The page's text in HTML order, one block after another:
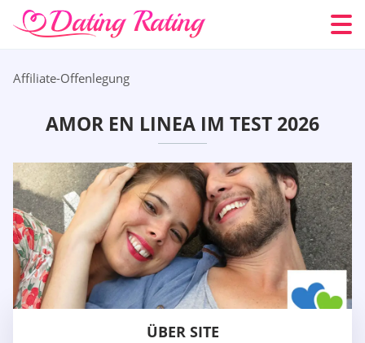
Affiliate-Offenlegung
AMOR EN LINEA IM TEST 2026
ÜBER SITE